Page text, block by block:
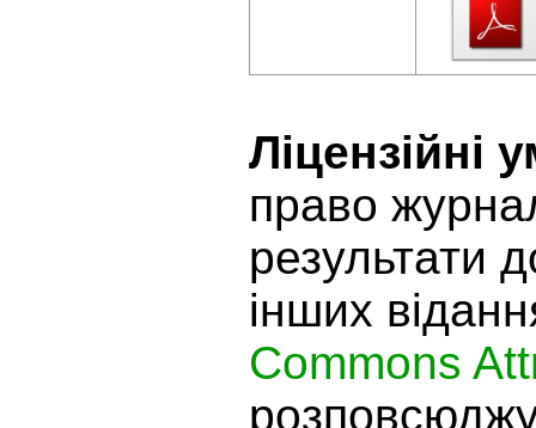
Ліцензійні
право
результати
інших
Commons